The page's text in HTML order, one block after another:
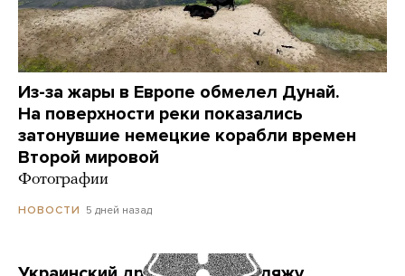
Из-за жары в Европе обмелел Дунай.
На поверхности реки показались
затонувшие немецкие корабли времен
Второй мировой
Фотографии
НОВОСТИ 5 дней назад